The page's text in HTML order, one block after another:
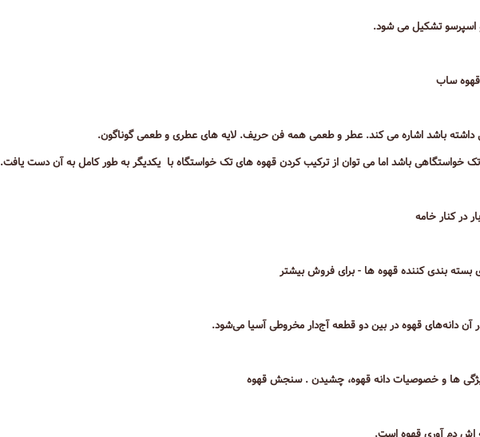
اسپرسو تشکیل می شود.
قهوه ساب
باشد اشاره می کند. عطر و طعمی همه فن حریف. لایه های عطری و طعمی گوناگون.
تک خواستگاهی باشد اما می توان از ترکیب کردن قهوه های تک خواستگاه با یکدیگر به طور کامل به آن دست یافت.
در کنار خامه
بندی کننده قهوه ها - برای فروش بیشتر
دانه‌های قهوه در بین دو قطعه آج‌دار مخروطی آسیا می‌شود.
ها و خصوصیات دانه قهوه، چشیدن . سنجش قهوه